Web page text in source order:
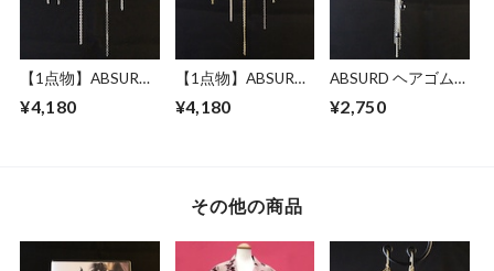
【1点物】ABSURD
リー 16㎝ ドレス パ
¥4,180
【1点物】ABSURD
リー 17㎝ ドレス パ
of Bridge
¥4,180
ABSURD ヘアゴム
ドレス パーティー
¥2,750
その他の商品